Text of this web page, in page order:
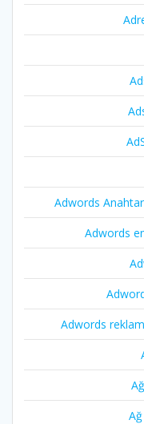
Adwords Anahtar
Adwords
Adwords